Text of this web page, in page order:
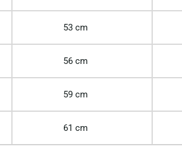
53 cm
56 cm
59 cm
61 cm